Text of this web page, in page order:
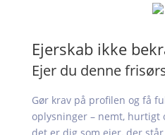
Ejerskab ikke
Ejer du denne
Gør krav på profilen og få
oplysninger – nemt, hurtigt